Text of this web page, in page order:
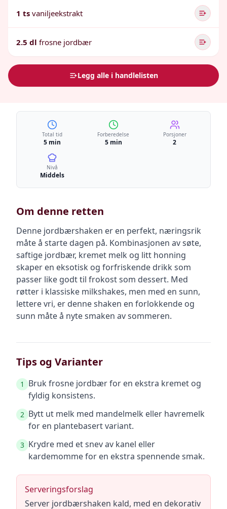
1 ts vaniljeekstrakt
2.5 dl frosne jordbær
Legg alle i handlelisten
Total tid
5 min
Forberedelse
5 min
Porsjoner
2
Nivå
Middels
Om denne retten
Denne jordbærshaken er en perfekt, næringsrik
måte å starte dagen på. Kombinasjonen av søte,
saftige jordbær, kremet melk og litt honning
skaper en eksotisk og forfriskende drikk som
passer like godt til frokost som dessert. Med
røtter i klassiske milkshakes, men med en sunn,
lettere vri, er denne shaken en forlokkende og
sunn måte å nyte smaken av sommeren.
Tips og Varianter
1
Bruk frosne jordbær for en ekstra kremet og
fyldig konsistens.
2 Bytt ut melk med mandelmelk eller havremelk
for en plantebasert variant.
3 Krydre med et snev av kanel eller
kardemomme for en ekstra spennende smak.
Serveringsforslag
Server jordbærshaken kald, med en dekorativ